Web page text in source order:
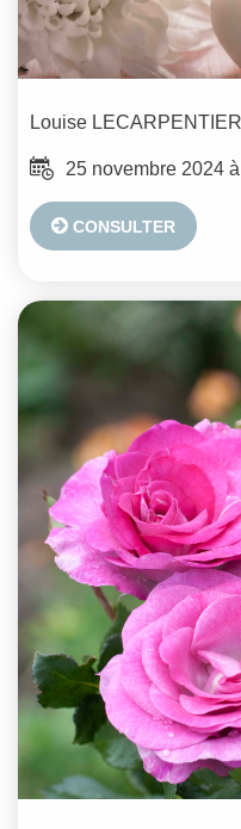
Louise
25 novembre 2024
CONSULTER